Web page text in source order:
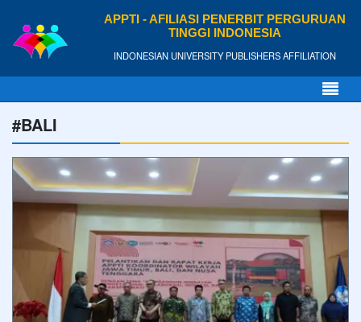
APPTI - AFILIASI PENERBIT PERGURUAN
TINGGI INDONESIA
INDONESIAN UNIVERSITY PUBLISHERS AFFILIATION
#BALI